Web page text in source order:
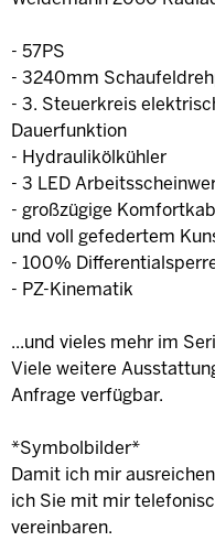
- 57PS
- 3240mm
- 3. Steuerkreis
Dauerfunktion
- Hydraulikölkühler
- 3 LED
- großzügige
und voll gefedertem
- 100%
- PZ-Kinematik
...und vieles mehr im
Viele weitere
Anfrage verfügbar.
*Symbolbilder*
Damit ich mir
ich Sie mit mir
vereinbaren.